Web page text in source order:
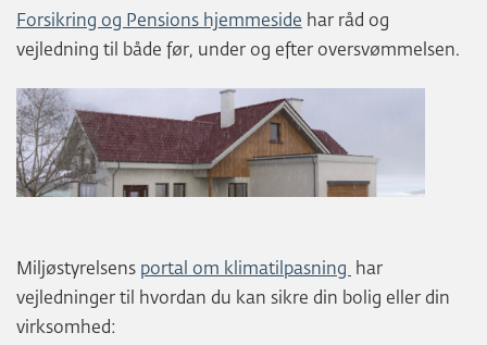
Forsikring og Pensions hjemmeside har råd og
vejledning til både før, under og efter oversvømmelsen.
Miljøstyrelsens portal om klimatilpasning
har
vejledninger til hvordan du kan sikre din bolig eller din
virksomhed: